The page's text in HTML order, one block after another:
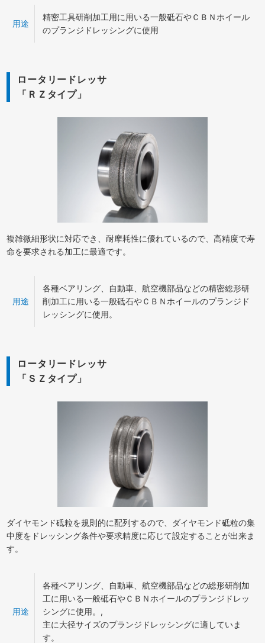
用途
精密工具研削加工用に用いる一般砥石やＣＢＮホイール
のプランジドレッシングに使用
ロータリードレッサ
「ＲＺタイプ」
複雑微細形状に対応でき、耐摩耗性に優れているので、高精度で寿
命を要求される加工に最適です。
用途
各種ベアリング、自動車、航空機部品などの精密総形研
削加工に用いる一般砥石やＣＢＮホイールのプランジド
レッシングに使用。
ロータリードレッサ
「ＳＺタイプ」
ダイヤモンド砥粒を規則的に配列するので、ダイヤモンド砥粒の集
中度をドレッシング条件や要求精度に応じて設定することが出来ま
す。
用途
各種ベアリング、自動車、航空機部品などの総形研削加
工に用いる一般砥石やＣＢＮホイールのプランジドレッ
シングに使用。,
主に大径サイズのプランジドレッシングに適していま
す。